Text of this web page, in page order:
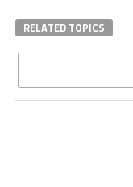
RELATED TOPICS